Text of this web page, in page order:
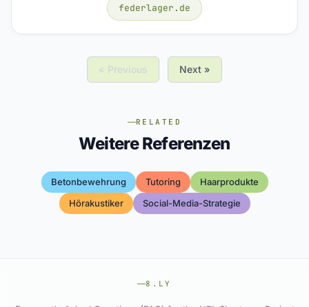
federlager.de
« Previous Next »
RELATED
Weitere Referenzen
Betonbewehrung Tutoring
Haarprodukte
Hörakustiker
Social-Media-Strategie
8.LY